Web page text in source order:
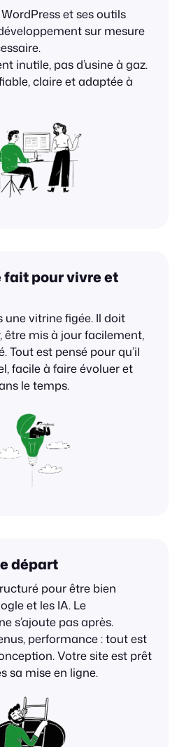
WordPress et ses outils
sur mesure
inutile, pas d’usine à gaz.
claire et adaptée à
fait pour vivre et
une vitrine figée. Il doit
être mis à jour facilement,
Tout est pensé pour qu’il
facile à faire évoluer et
le temps.
départ
pour être bien
et les IA. Le
s’ajoute pas après.
performance : tout est
Votre site est prêt
sa mise en ligne.